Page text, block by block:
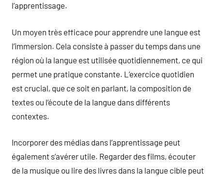
l’apprentissage.
Un moyen très efficace pour apprendre une langue est
l’immersion. Cela consiste à passer du temps dans une
région où la langue est utilisée quotidiennement, ce qui
permet une pratique constante. L’exercice quotidien
est crucial, que ce soit en parlant, la composition de
textes ou l’écoute de la langue dans différents
contextes.
Incorporer des médias dans l’apprentissage peut
également s’avérer utile. Regarder des films, écouter
de la musique ou lire des livres dans la langue cible peut